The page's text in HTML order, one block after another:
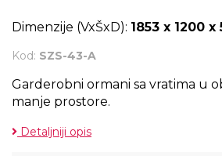
Dimenzije (VxŠxD): 1853 x 1200
Kod: SZS-43-A
Garderobni ormani sa vratima u
manje prostore.
Detaljniji opis